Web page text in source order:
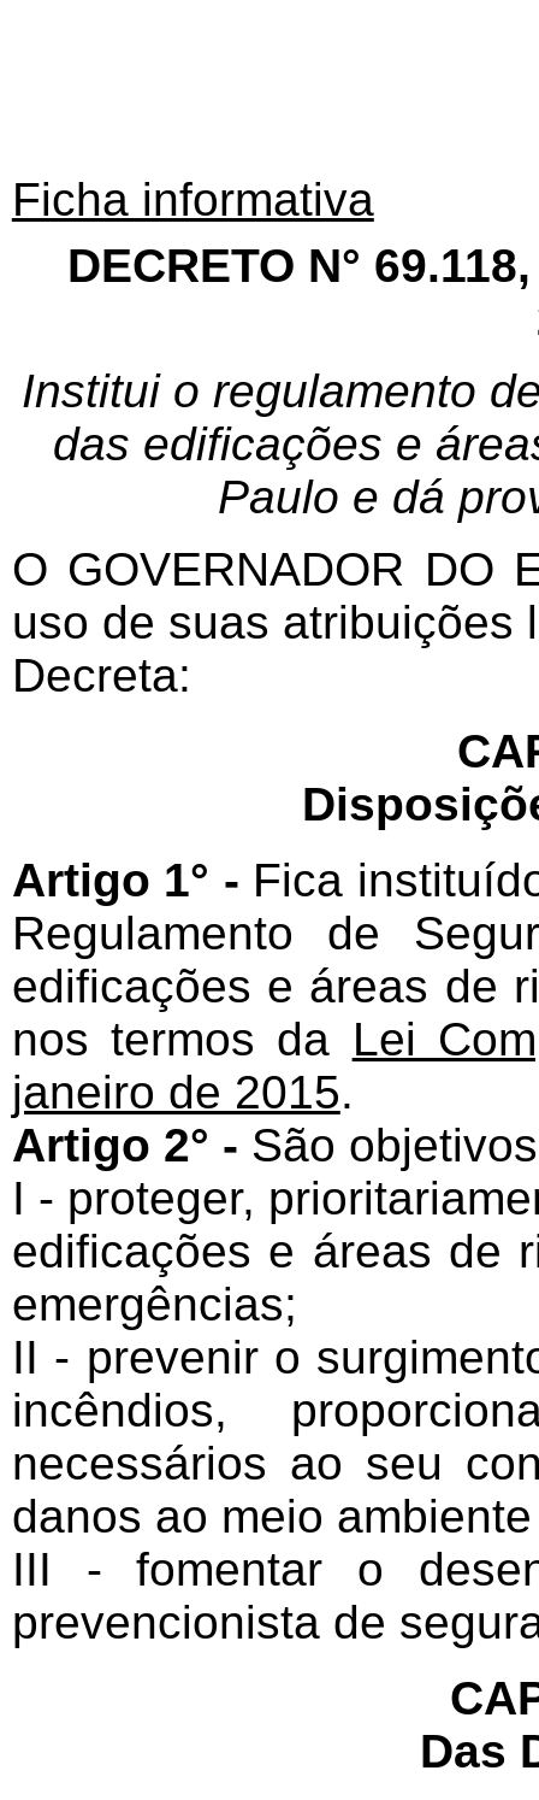
Ficha informativa
DECRETO N°
Institui o regulamento
das edificações e
Paulo e dá
O GOVERNADOR DO
uso de suas atribuições
Decreta:
Artigo 1° - Fica
Regulamento de
edificações e áreas de
nos termos da Lei
janeiro de 2015.
Artigo 2° - São
I - proteger,
edificações e áreas de
emergências;
II - prevenir o
incêndios,
necessários ao seu
danos ao meio
III - fomentar o
prevencionista de
Das